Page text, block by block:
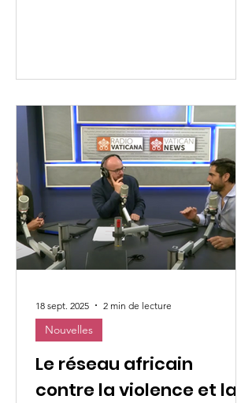
Le réseau africain
contre la violence et la
Nouvelles
18 sept. 2025 2 min de lecture